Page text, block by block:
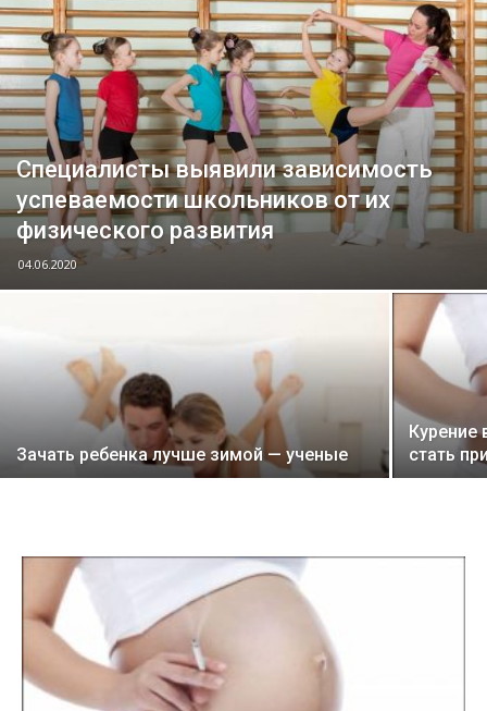
Специалисты выявили зависимость
успеваемости школьников от их
физического развития
04.06.2020
Зачать ребенка лучше зимой — ученые
стать